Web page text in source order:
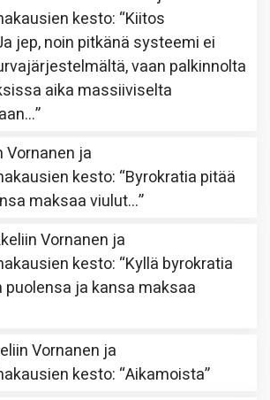
kesto: “Kiitos
jep, noin pitkänä systeemi ei
vaan palkinnolta
aika massiiviselta
”
Vornanen ja
kesto: “Byrokratia pitää
maksaa viulut…”
Vornanen ja
kesto: “Kyllä byrokratia
puolensa ja kansa maksaa
Vornanen ja
kesto: “Aikamoista”